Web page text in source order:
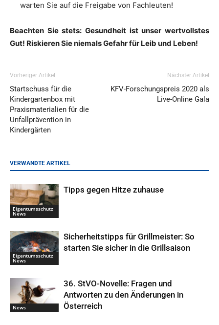
warten Sie auf die Freigabe von Fachleuten!
Beachten Sie stets: Gesundheit ist unser wertvollstes
Gut! Riskieren Sie niemals Gefahr für Leib und Leben!
Vorheriger Artikel
Startschuss für die
Kindergartenbox mit
Praxismaterialien für die
Unfallprävention in
Kindergärten
Nächster Artikel
KFV-Forschungspreis 2020 als
Live-Online Gala
VERWANDTE ARTIKEL
Eigentumsschutz
News
Tipps gegen Hitze zuhause
Eigentumsschutz
News
Sicherheitstipps für Grillmeister: So
starten Sie sicher in die Grillsaison
News
36. StVO-Novelle: Fragen und
Antworten zu den Änderungen in
Österreich